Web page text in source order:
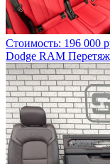
Стоимость: 196 000
Dodge RAM